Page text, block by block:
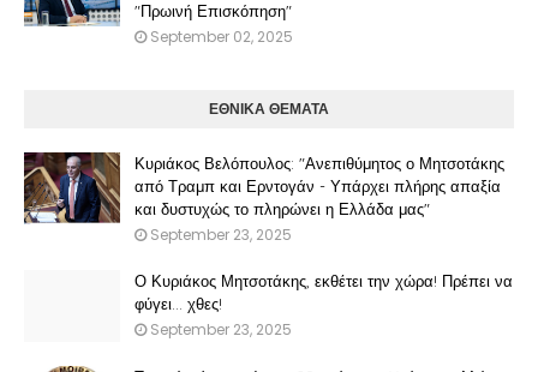
"Πρωινή Επισκόπηση"
September 02, 2025
ΕΘΝΙΚΑ ΘΕΜΑΤΑ
Κυριάκος Βελόπουλος: "Ανεπιθύμητος ο Μητσοτάκης
από Τραμπ και Ερντογάν - Υπάρχει πλήρης απαξία
και δυστυχώς το πληρώνει η Ελλάδα μας"
September 23, 2025
Ο Κυριάκος Μητσοτάκης, εκθέτει την χώρα! Πρέπει να
φύγει… χθες!
September 23, 2025